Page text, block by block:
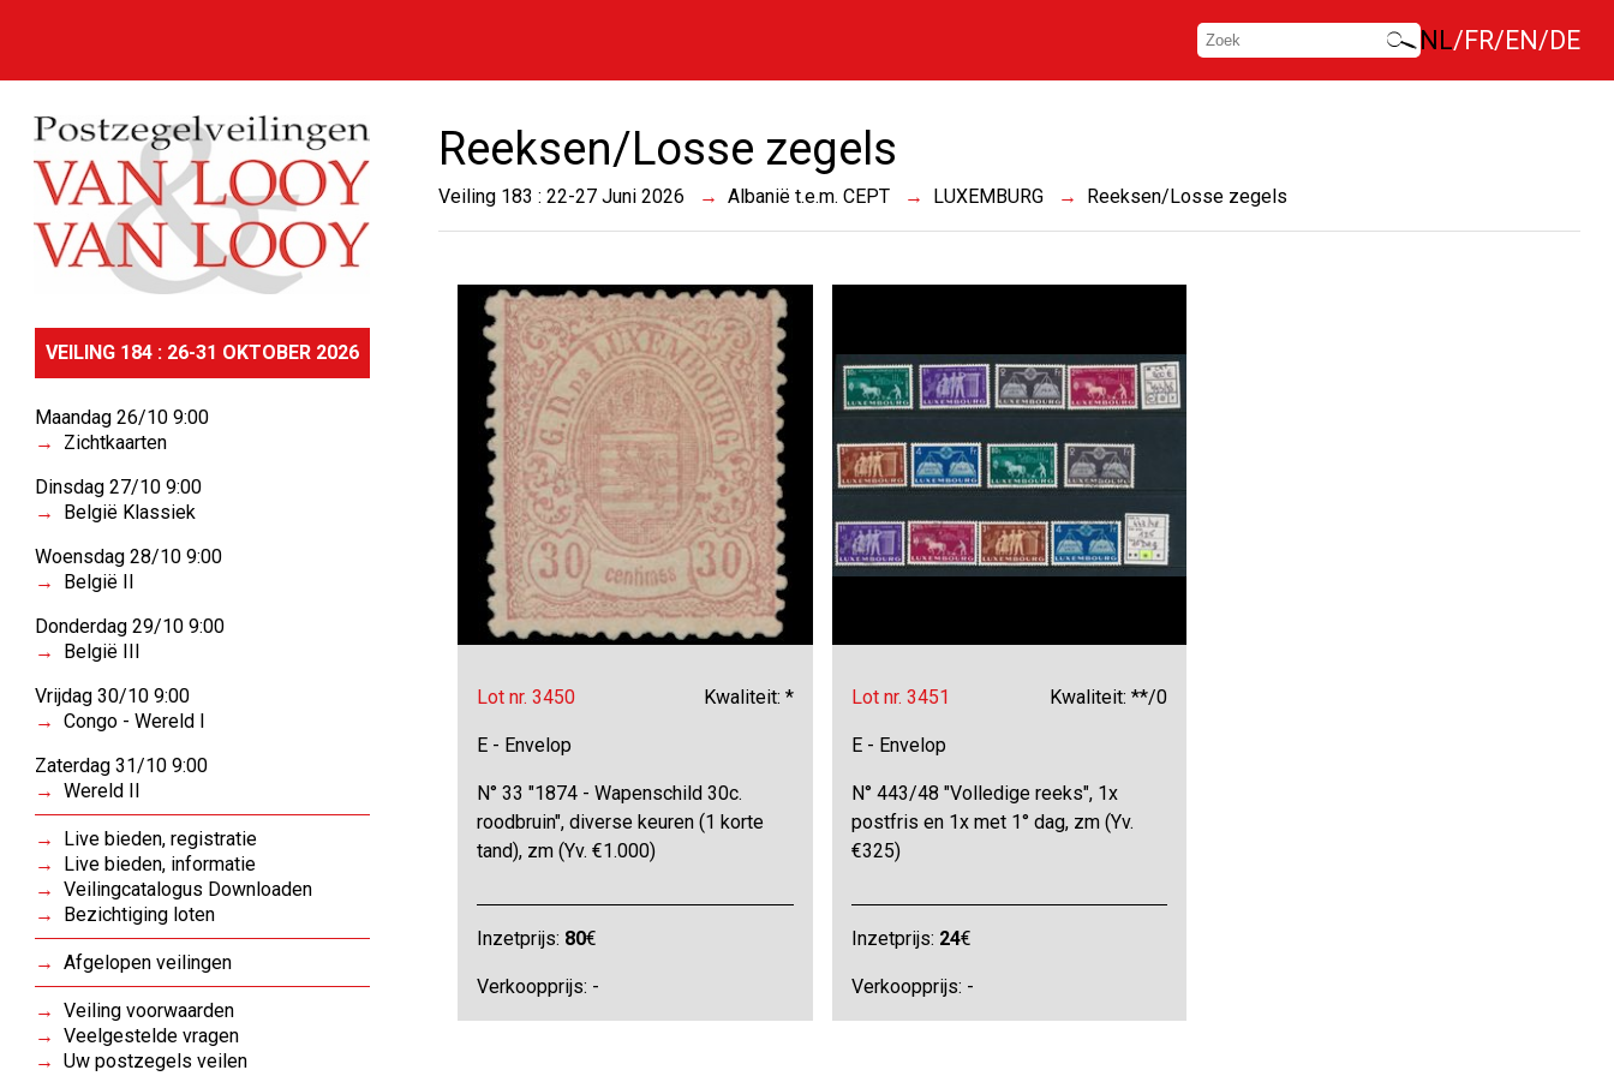
NL FR EN DE
VEILING 184 : 26-31 OKTOBER 2026
Maandag 26/10 9:00
Zichtkaarten
Dinsdag 27/10 9:00
België Klassiek
Woensdag 28/10 9:00
België II
Donderdag 29/10 9:00
België III
Vrijdag 30/10 9:00
Congo - Wereld I
Zaterdag 31/10 9:00
Wereld II
Live bieden, registratie
Live bieden, informatie
Veilingcatalogus Downloaden
Bezichtiging loten
Afgelopen veilingen
Veiling voorwaarden
Veelgestelde vragen
Uw postzegels veilen
Reeksen/Losse zegels
Veiling 183 : 22-27 Juni 2026 Albanië t.e.m. CEPT LUXEMBURG Reeksen/Losse zegels
Lot nr. 3450 Kwaliteit: *
E - Envelop
N° 33 "1874 - Wapenschild 30c.
roodbruin", diverse keuren (1 korte
tand), zm (Yv. €1.000)
Inzetprijs: 80€
Verkoopprijs: -
Lot nr. 3451 Kwaliteit: **/0
E - Envelop
N° 443/48 "Volledige reeks", 1x
postfris en 1x met 1° dag, zm (Yv.
€325)
Inzetprijs: 24€
Verkoopprijs: -